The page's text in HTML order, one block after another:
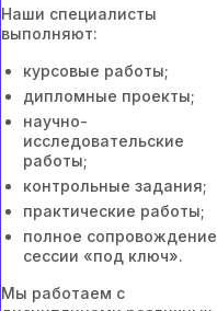
Наши специалисты
выполняют:
курсовые работы;
дипломные проекты;
научно-
исследовательские
работы;
контрольные задания;
практические работы;
полное сопровождение
сессии «под ключ».
Мы работаем с